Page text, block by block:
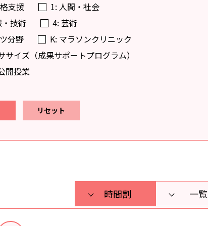
支援
1: 人間・社会
技術
4: 芸術
分野
K: マラソンクリニック
イズ（成果サポートプログラム）
開授業
リセット
時間割 一覧